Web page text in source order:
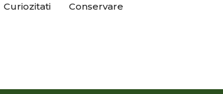
Curiozitati Conservare